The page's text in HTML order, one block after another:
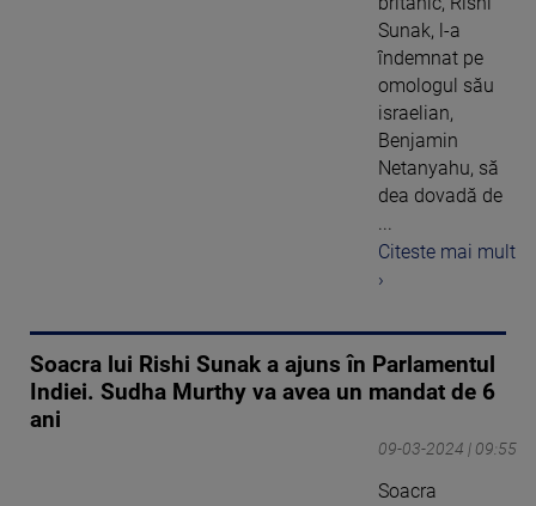
Sunak, l-a
îndemnat pe
omologul său
israelian,
Benjamin
Netanyahu, să
dea dovadă de
Citeste mai mult
›
Soacra lui Rishi Sunak a ajuns în Parlamentul
Indiei. Sudha Murthy va avea un mandat de 6
ani
09-03-2024 | 09:55
Soacra